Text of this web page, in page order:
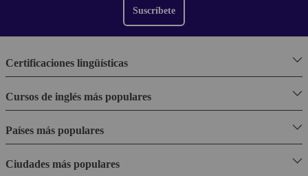
Suscríbete
Certificaciones lingüísticas
Cursos de inglés más populares
Países más populares
Ciudades más populares